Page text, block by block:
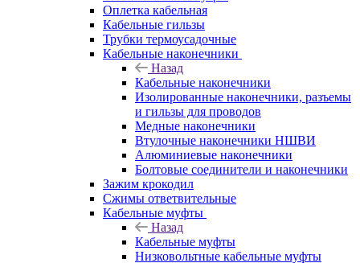
Оплетка кабельная
Кабельные гильзы
Трубки термоусадочные
Кабельные наконечники
Назад
Кабельные наконечники
Изолированные наконечники, разъемы
и гильзы для проводов
Медные наконечники
Втулочные наконечники НШВИ
Алюминиевые наконечники
Болтовые соединители и наконечники
Зажим крокодил
Сжимы ответвительные
Кабельные муфты
Назад
Кабельные муфты
Низковольтные кабельные муфты